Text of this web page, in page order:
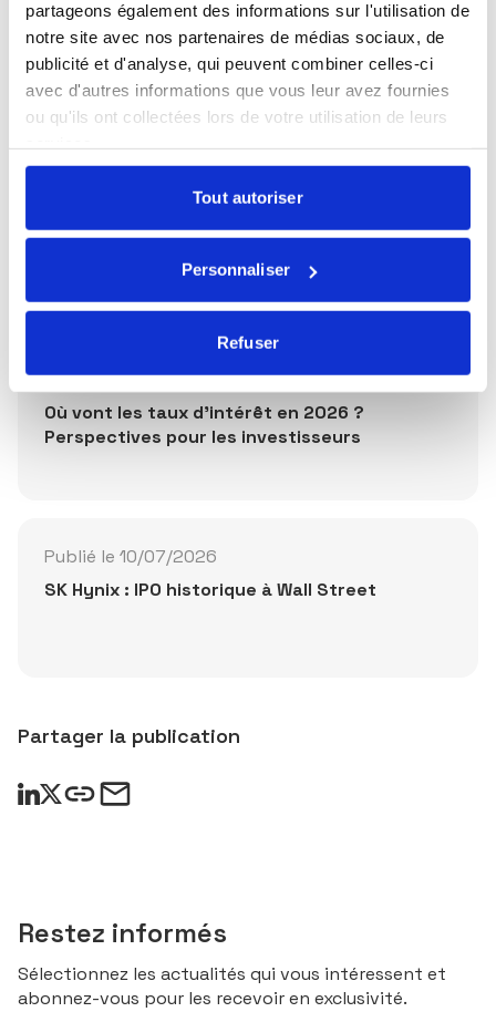
partageons également des informations sur l'utilisation de
notre site avec nos partenaires de médias sociaux, de
publicité et d'analyse, qui peuvent combiner celles-ci
avec d'autres informations que vous leur avez fournies
ou qu'ils ont collectées lors de votre utilisation de leurs
Tout autoriser
Personnaliser
Refuser
Publications récentes
Publié le 27/07/2026
La souveraineté européenne
Publié le 13/07/2026
Où vont les taux d'intérêt en 2026 ?
Perspectives pour les investisseurs
Publié le 10/07/2026
SK Hynix : IPO historique à Wall Street
Partager la publication
Restez informés
Sélectionnez les actualités qui vous intéressent et
abonnez-vous pour les recevoir en exclusivité.